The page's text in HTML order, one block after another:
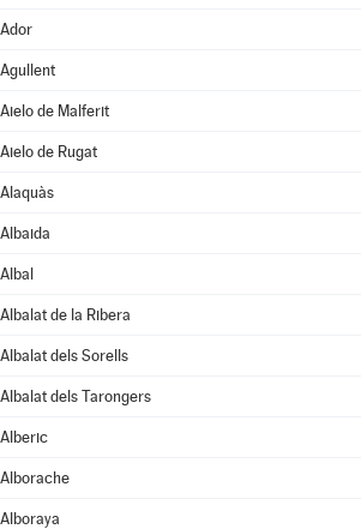
Ador
Agullent
Aielo de Malferit
Aielo de Rugat
Alaquàs
Albaida
Albal
Albalat de la Ribera
Albalat dels Sorells
Albalat dels Tarongers
Alberic
Alborache
Alboraya